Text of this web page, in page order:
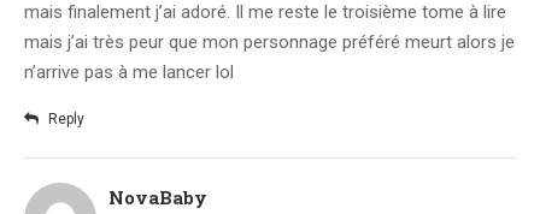
mais finalement j’ai adoré. Il me reste le troisième tome à lire
mais j’ai très peur que mon personnage préféré meurt alors je
n’arrive pas à me lancer lol
Reply
NovaBaby